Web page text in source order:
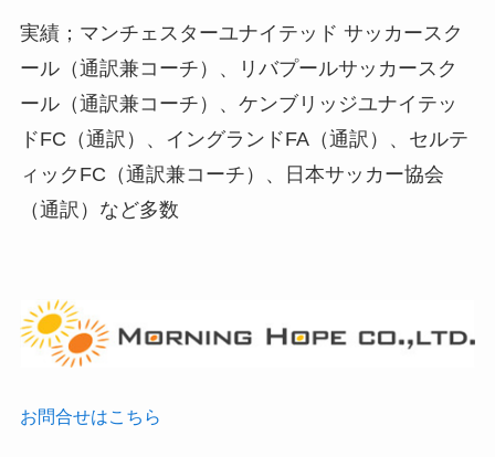
実績；マンチェスターユナイテッド サッカースク
ール（通訳兼コーチ）、リバプールサッカースク
ール（通訳兼コーチ）、ケンブリッジユナイテッ
ドFC（通訳）、イングランドFA（通訳）、セルテ
ィックFC（通訳兼コーチ）、日本サッカー協会
（通訳）など多数
お問合せはこちら